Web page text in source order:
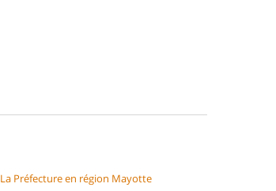
La Préfecture en région Mayotte